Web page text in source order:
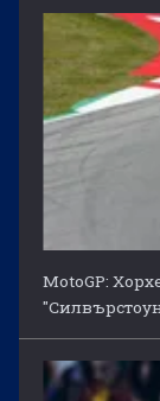
MotoGP: